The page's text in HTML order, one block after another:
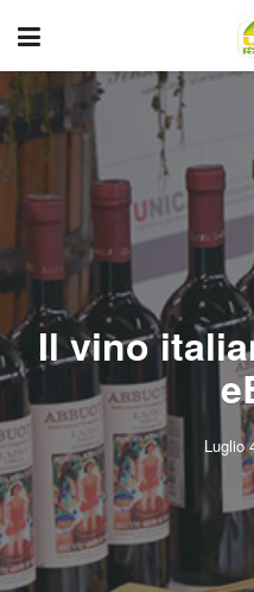
Il vino
Luglio